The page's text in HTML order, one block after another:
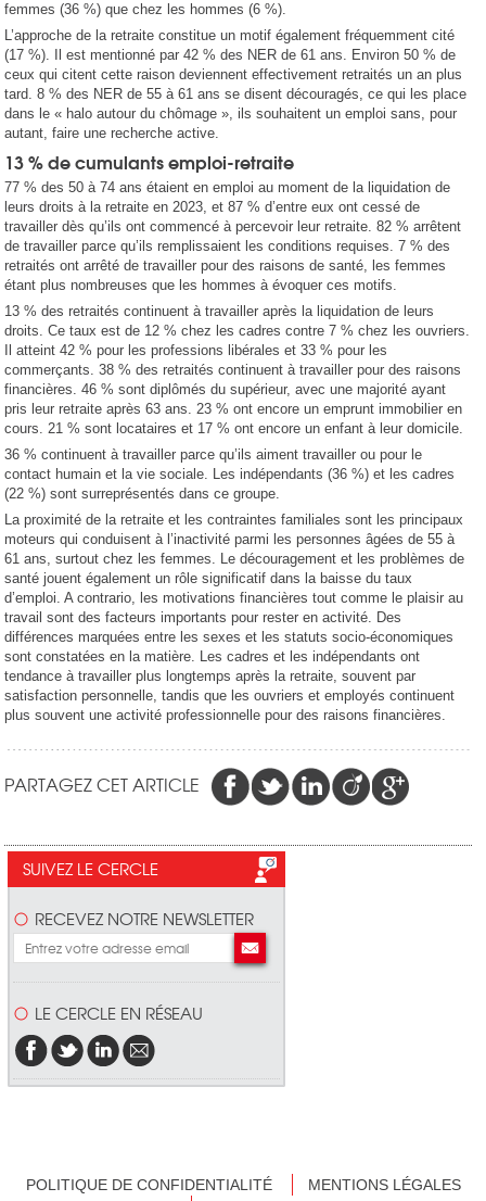
femmes (36 %) que chez les hommes (6 %).
L’approche de la retraite constitue un motif également fréquemment cité
(17 %). Il est mentionné par 42 % des NER de 61 ans. Environ 50 % de
ceux qui citent cette raison deviennent effectivement retraités un an plus
tard. 8 % des NER de 55 à 61 ans se disent découragés, ce qui les place
dans le « halo autour du chômage », ils souhaitent un emploi sans, pour
autant, faire une recherche active.
13 % de cumulants emploi-retraite
77 % des 50 à 74 ans étaient en emploi au moment de la liquidation de
leurs droits à la retraite en 2023, et 87 % d’entre eux ont cessé de
travailler dès qu’ils ont commencé à percevoir leur retraite. 82 % arrêtent
de travailler parce qu’ils remplissaient les conditions requises. 7 % des
retraités ont arrêté de travailler pour des raisons de santé, les femmes
étant plus nombreuses que les hommes à évoquer ces motifs.
13 % des retraités continuent à travailler après la liquidation de leurs
droits. Ce taux est de 12 % chez les cadres contre 7 % chez les ouvriers.
Il atteint 42 % pour les professions libérales et 33 % pour les
commerçants. 38 % des retraités continuent à travailler pour des raisons
financières. 46 % sont diplômés du supérieur, avec une majorité ayant
pris leur retraite après 63 ans. 23 % ont encore un emprunt immobilier en
cours. 21 % sont locataires et 17 % ont encore un enfant à leur domicile.
36 % continuent à travailler parce qu’ils aiment travailler ou pour le
contact humain et la vie sociale. Les indépendants (36 %) et les cadres
(22 %) sont surreprésentés dans ce groupe.
La proximité de la retraite et les contraintes familiales sont les principaux
moteurs qui conduisent à l’inactivité parmi les personnes âgées de 55 à
61 ans, surtout chez les femmes. Le découragement et les problèmes de
santé jouent également un rôle significatif dans la baisse du taux
d’emploi. A contrario, les motivations financières tout comme le plaisir au
travail sont des facteurs importants pour rester en activité. Des
différences marquées entre les sexes et les statuts socio-économiques
sont constatées en la matière. Les cadres et les indépendants ont
tendance à travailler plus longtemps après la retraite, souvent par
satisfaction personnelle, tandis que les ouvriers et employés continuent
plus souvent une activité professionnelle pour des raisons financières.
PARTAGEZ CET ARTICLE
SUIVEZ LE CERCLE
RECEVEZ NOTRE NEWSLETTER
LE CERCLE EN RÉSEAU
POLITIQUE DE CONFIDENTIALITÉ
MENTIONS LÉGALES